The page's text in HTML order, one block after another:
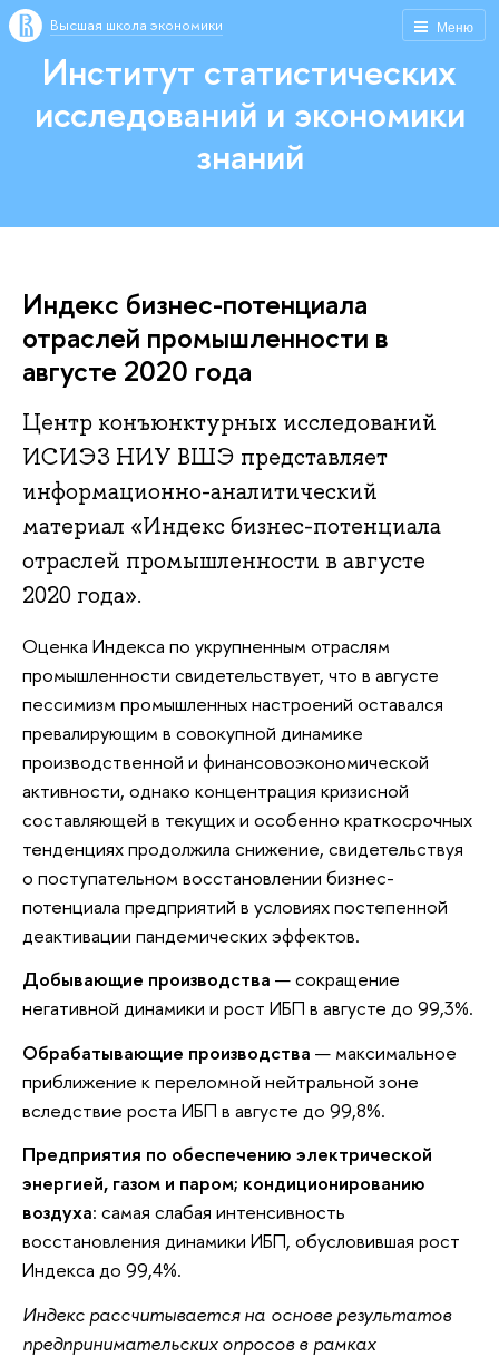
Меню
Высшая школа экономики
Институт статистических
исследований и экономики
знаний
Индекс бизнес-потенциала
отраслей промышленности в
августе 2020 года
Центр конъюнктурных исследований
ИСИЭЗ НИУ ВШЭ представляет
информационно-аналитический
материал «Индекс бизнес-потенциала
отраслей промышленности в августе
2020 года».
Оценка Индекса по укрупненным отраслям
промышленности свидетельствует, что в августе
пессимизм промышленных настроений оставался
превалирующим в совокупной динамике
производственной и финансовоэкономической
активности, однако концентрация кризисной
составляющей в текущих и особенно краткосрочных
тенденциях продолжила снижение, свидетельствуя
о поступательном восстановлении бизнес-
потенциала предприятий в условиях постепенной
деактивации пандемических эффектов.
Добывающие производства — сокращение
негативной динамики и рост ИБП в августе до 99,3%.
Обрабатывающие производства — максимальное
приближение к переломной нейтральной зоне
вследствие роста ИБП в августе до 99,8%.
Предприятия по обеспечению электрической
энергией, газом и паром; кондиционированию
воздуха: самая слабая интенсивность
восстановления динамики ИБП, обусловившая рост
Индекса до 99,4%.
Индекс рассчитывается на основе результатов
предпринимательских опросов в рамках